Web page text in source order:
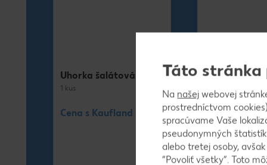
Uhorka šalátová
1 kus
Cena s Kaufland XTRA
Dyňa červená
1 kg
nad 20 €
Dyňa červená
Táto stránka
Na našej webovej
prostredníctvom
spracúvame Vaše
pseudonymných
alebo tretej osoby,
“Povoliť všetky”. Toto